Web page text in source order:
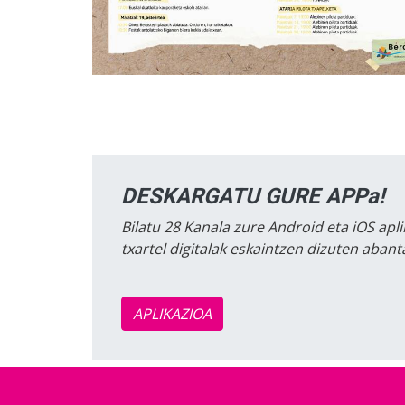
DESKARGATU GURE APPa!
Bilatu 28 Kanala zure Android eta iOS
txartel digitalak eskaintzen dizuten
APLIKAZIOA